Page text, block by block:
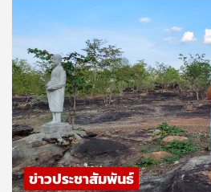
ข่าวประชาสัมพันธ์